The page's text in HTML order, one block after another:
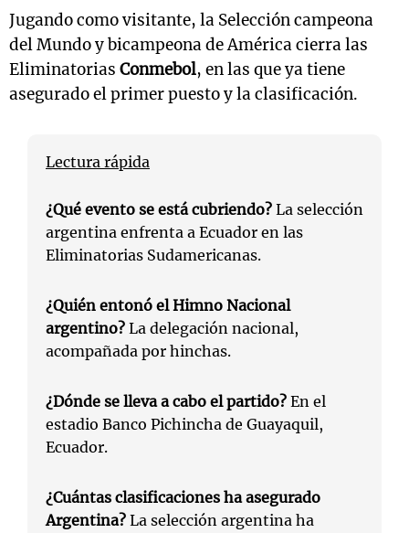
Jugando como visitante, la Selección campeona
del Mundo y bicampeona de América cierra las
Eliminatorias Conmebol, en las que ya tiene
asegurado el primer puesto y la clasificación.
Lectura rápida
¿Qué evento se está cubriendo? La selección
argentina enfrenta a Ecuador en las
Eliminatorias Sudamericanas.
¿Quién entonó el Himno Nacional
argentino? La delegación nacional,
acompañada por hinchas.
¿Dónde se lleva a cabo el partido? En el
estadio Banco Pichincha de Guayaquil,
Ecuador.
¿Cuántas clasificaciones ha asegurado
Argentina? La selección argentina ha